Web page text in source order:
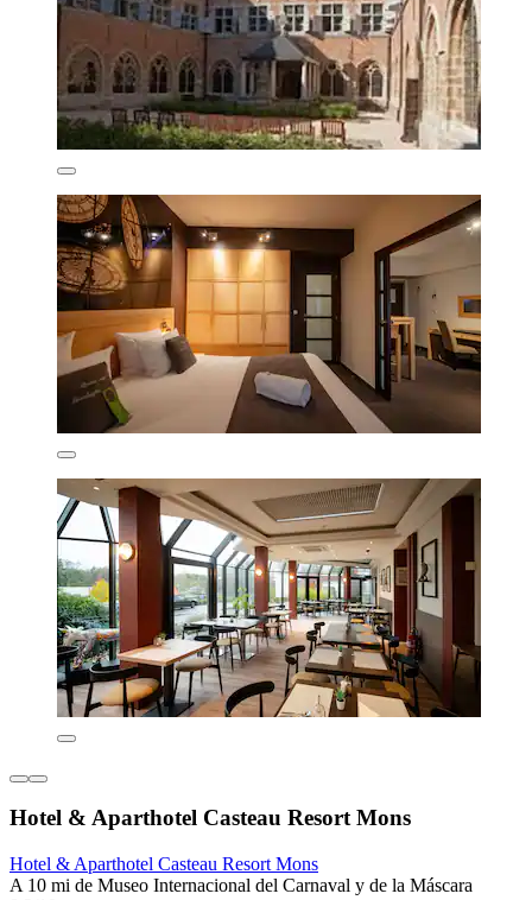
Hotel & Aparthotel Casteau Resort Mons
Hotel & Aparthotel Casteau Resort Mons
A 10 mi de Museo Internacional del Carnaval y de la Máscara